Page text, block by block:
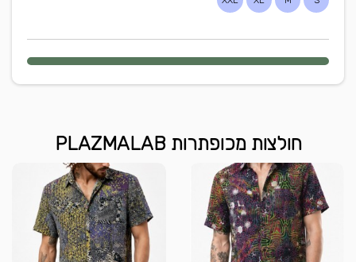
חולצות מכופתרות PLAZMALAB